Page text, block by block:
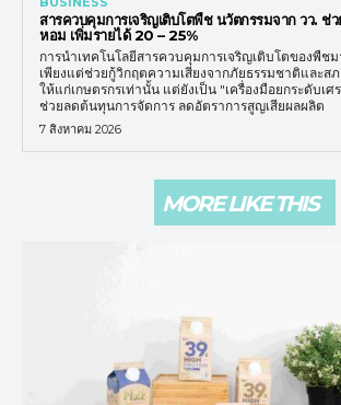
สารควบคุมการเจริญเติบโตพืช นวัตกรรมจาก วว. ช่
หอม เพิ่มรายได้ 20 – 25%
การนำเทคโนโลยีสารควบคุมการเจริญเติบโตของพืช
เพียงแต่ช่วยกู้วิกฤตความเสี่ยงจากภัยธรรมชาติและส
ให้แก่เกษตรกรเท่านั้น แต่ยังเป็น "เครื่องมือยกระดับเ
ช่วยลดต้นทุนการจัดการ ลดอัตราการสูญเสียผลผลิต
7 สิงหาคม 2026
MORE LIKE THIS